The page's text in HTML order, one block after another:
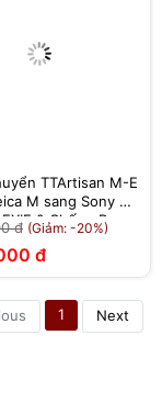
TTArtisan M-E
M sang Sony E)
& Chống Rung
đ (Giảm: -20%)
đ
1 Next